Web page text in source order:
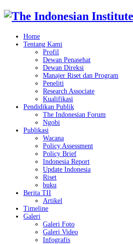
Home
Tentang Kami
Profil
Dewan Penasehat
Dewan Direksi
Manajer Riset dan Program
Peneliti
Research Associate
Kualifikasi
Pendidikan Publik
The Indonesian Forum
Ngobi
Publikasi
Wacana
Policy Assessment
Policy Brief
Indonesia Report
Update Indonesia
Riset
buku
Berita TII
Artikel
Timeline
Galeri
Galeri Foto
Galeri Video
Infografis